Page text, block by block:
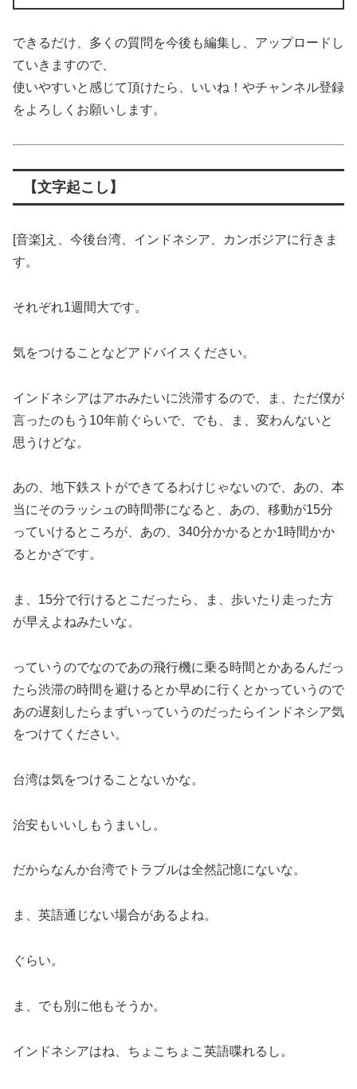
できるだけ、多くの質問を今後も編集し、アップロードし
ていきますので、
使いやすいと感じて頂けたら、いいね！やチャンネル登録
をよろしくお願いします。
【文字起こし】
[音楽]え、今後台湾、インドネシア、カンボジアに行きま
す。
それぞれ1週間大です。
気をつけることなどアドバイスください。
インドネシアはアホみたいに渋滞するので、ま、ただ僕が
言ったのもう10年前ぐらいで、でも、ま、変わんないと
思うけどな。
あの、地下鉄ストができてるわけじゃないので、あの、本
当にそのラッシュの時間帯になると、あの、移動が15分
っていけるところが、あの、340分かかるとか1時間かか
るとかざです。
ま、15分で行けるとこだったら、ま、歩いたり走った方
が早えよねみたいな。
っていうのでなのであの飛行機に乗る時間とかあるんだっ
たら渋滞の時間を避けるとか早めに行くとかっていうので
あの遅刻したらまずいっていうのだったらインドネシア気
をつけてください。
台湾は気をつけることないかな。
治安もいいしもうまいし。
だからなんか台湾でトラブルは全然記憶にないな。
ま、英語通じない場合があるよね。
ぐらい。
ま、でも別に他もそうか。
インドネシアはね、ちょこちょこ英語喋れるし。